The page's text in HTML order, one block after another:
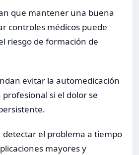
que mantener una buena
controles médicos puede
riesgo de formación de
evitar la automedicación
si el dolor se
detectar el problema a tiempo
mayores y